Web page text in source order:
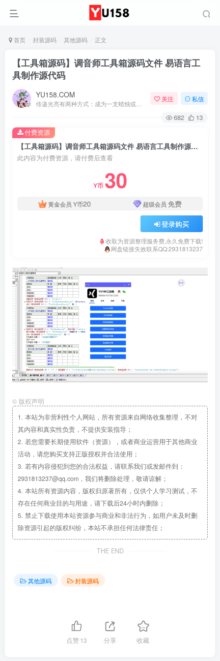
首页 封装源码 其他源码 正文
【工具箱源码】调音师工具箱源码文件 易语言工
具制作源代码
YU158.COM 关注 私信
682 13
【工具箱源码】调音师工具箱源码文件 易语言工具制作源代码
此内容为付费资源，请付费后查看
Y币 30
黄金会员 Y币20 超级会员 免费
登录购买
收取为资源整理服务费,永久免费下载!
网盘链接失效联系QQ:2931813237
付费资源
© 版权声明
1. 本站为非营利性个人网站，所有资源来自网络收集整理，不对
其内容和真实性负责，不提供安装指导；
2. 若您需要长期使用软件（资源），或者商业运营用于其他商业
活动，请您购买支持正版授权并合法使用；
3. 若有内容侵犯到您的合法权益，请联系我们或发邮件到：
2931813237@qq.com，我们将删除处理，敬请谅解；
4. 本站所有资源内容，版权归原著所有，仅供个人学习测试，不
存在任何商业目的与用途，请下载后24小时内删除；
5. 禁止下载使用本站资源参与商业和非法行为，如用户未及时删
除资源引起的版权纠纷，本站不承担任何法律责任；
THE END
其他源码 封装源码
点赞13 分享 收藏